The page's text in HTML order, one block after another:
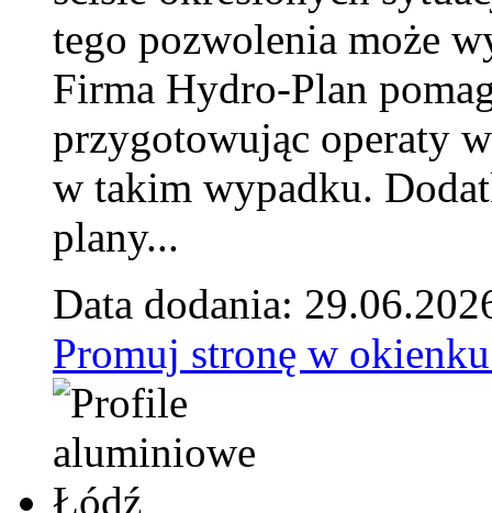
tego pozwolenia może
Firma Hydro-Plan
przygotowując operaty
w takim wypadku.
plany...
Data dodania:
Promuj stronę w